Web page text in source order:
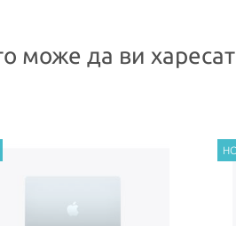
може да ви харесат